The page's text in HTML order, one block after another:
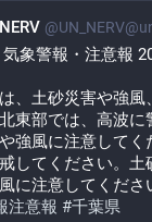
気象警報・注意報
、土砂災害や強風
東部では、高波に
強風に注意してく
してください。土
に注意してくださ
注意報 #千葉県